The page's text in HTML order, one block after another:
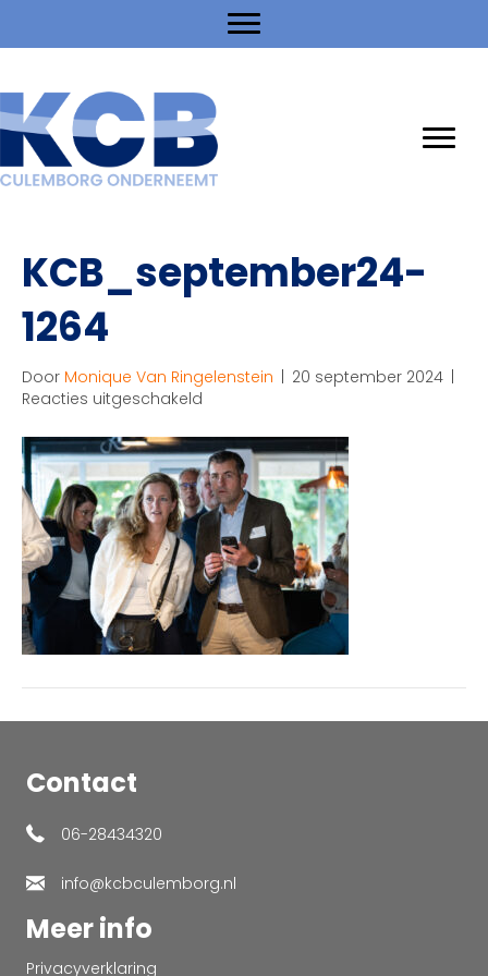
KCB_september24-
1264
Door Monique Van Ringelenstein | 20 september 2024 |
Reacties uitgeschakeld
1264
Contact
06-28434320
info@kcbculemborg.nl
Meer info
Privacyverklaring